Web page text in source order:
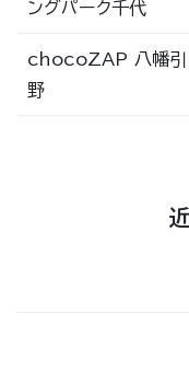
ングパーク千代
chocoZAP 八幡引
野